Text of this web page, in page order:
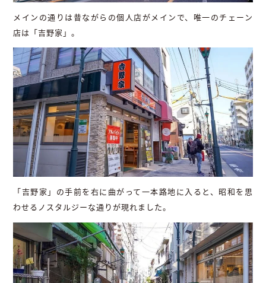
メインの通りは昔ながらの個人店がメインで、唯一のチェーン
店は「吉野家」。
「吉野家」の手前を右に曲がって一本路地に入ると、昭和を思
わせるノスタルジーな通りが現れました。